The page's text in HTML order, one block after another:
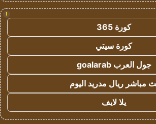
!
كورة 365
كورة سيتي
جول العرب goalarab
مباشر ريال مدريد اليوم
يلا لايف